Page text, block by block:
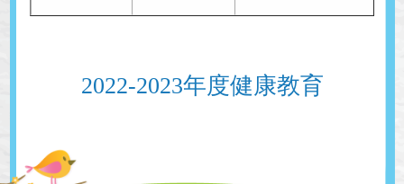
2022-2023年度健康教育